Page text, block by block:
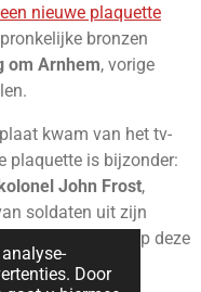
Door
nieuwe plaquette
bronzen
om Arnhem, vorige
kwam van het tv-
plaquette is bijzonder:
John Frost,
soldaten uit zijn
emotioneel op deze
.